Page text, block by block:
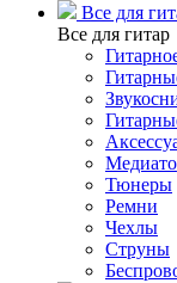
Все для
Все для гитар
Тюнеры
Ремни
Чехлы
Струны